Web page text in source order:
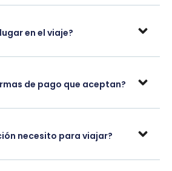
en el viaje?
de pago que aceptan?
necesito para viajar?